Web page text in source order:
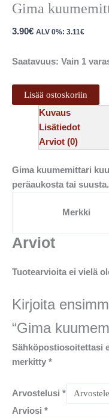
Gima
3.90€ ALV 0%: 3.11€
Saatavuus: Vain 1
Lisää ostoskoriin
Kuvaus
Lisätiedot
Arviot (0)
Gima kuumemittari
peräaukosta tai suusta.
Merkki
Arviot
Tuotearvioita ei vielä
Kirjoita
“Gima
Sähköpostiosoitettasi
merkitty *
Arvostelusi *
Arviosi *